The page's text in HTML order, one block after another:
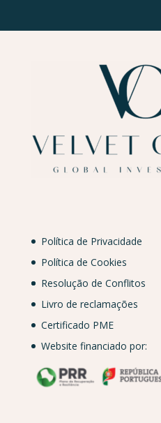
Política de Privacidade
Política de Cookies
Resolução de Conflitos
Livro de reclamações
Certificado PME
Website financiado por: